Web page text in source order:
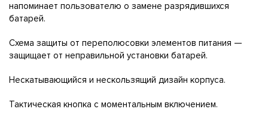
напоминает пользователю о замене разрядившихся
батарей.
Схема защиты от переполюсовки элементов питания —
защищает от неправильной установки батарей.
Нескатывающийся и нескользящий дизайн корпуса.
Тактическая кнопка с моментальным включением.